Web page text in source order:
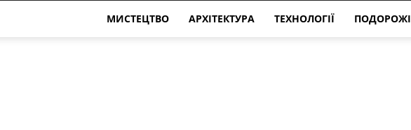
МИСТЕЦТВО АРХІТЕКТУРА ТЕХНОЛОГІЇ ПОДОРОЖІ